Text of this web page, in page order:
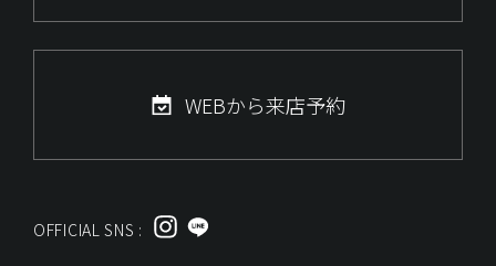
WEBから来店予約
OFFICIAL SNS :